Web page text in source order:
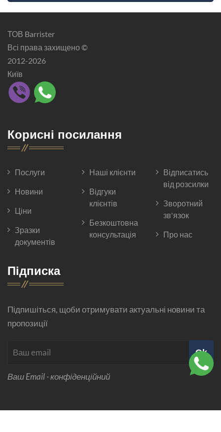
ТОВ Barrister
Всі права захищено ©
2012-2026
Київ
Корисні посилання
Послуги
Новини
Ціни
Зразки
документів
Наші клієнти
Відгуки
клієнтів
Безкоштовна
консультація
Відписатись
від розсилки
Зворотний
зв'язок
Про нас
Підписка
Підпишіться, щоби отримувати актуальні новини та
пропозиції
Ok
Ваш Email - конфіденційний